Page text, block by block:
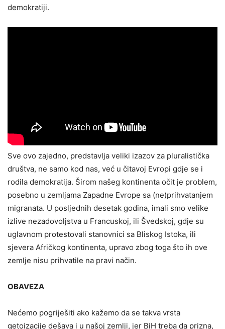
demokratiji.
Sve ovo zajedno, predstavlja veliki izazov za pluralistička
društva, ne samo kod nas, već u čitavoj Evropi gdje se i
rodila demokratija. Širom našeg kontinenta očit je problem,
posebno u zemljama Zapadne Evrope sa (ne)prihvatanjem
migranata. U posljednih desetak godina, imali smo velike
izlive nezadovoljstva u Francuskoj, ili Švedskoj, gdje su
uglavnom protestovali stanovnici sa Bliskog Istoka, ili
sjevera Afričkog kontinenta, upravo zbog toga što ih ove
zemlje nisu prihvatile na pravi način.
OBAVEZA
Nećemo pogriješiti ako kažemo da se takva vrsta
getoizacije dešava i u našoj zemlji, jer BiH treba da prizna,